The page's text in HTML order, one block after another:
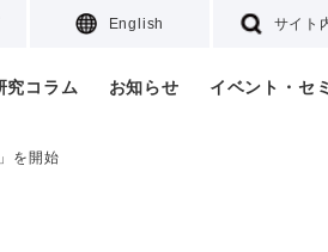
English サイト
究コラム お知らせ イベント・セ
を開始